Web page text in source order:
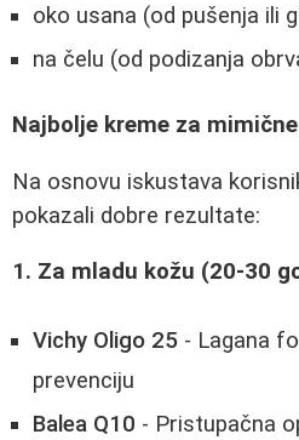
oko usana (od pušenja ili
na čelu (od podizanja
Najbolje kreme za
Na osnovu iskustava
pokazali dobre rezultate:
1. Za mladu kožu (20-30
Vichy Oligo 25 - Lagana
prevenciju
Balea Q10 - Pristupačna